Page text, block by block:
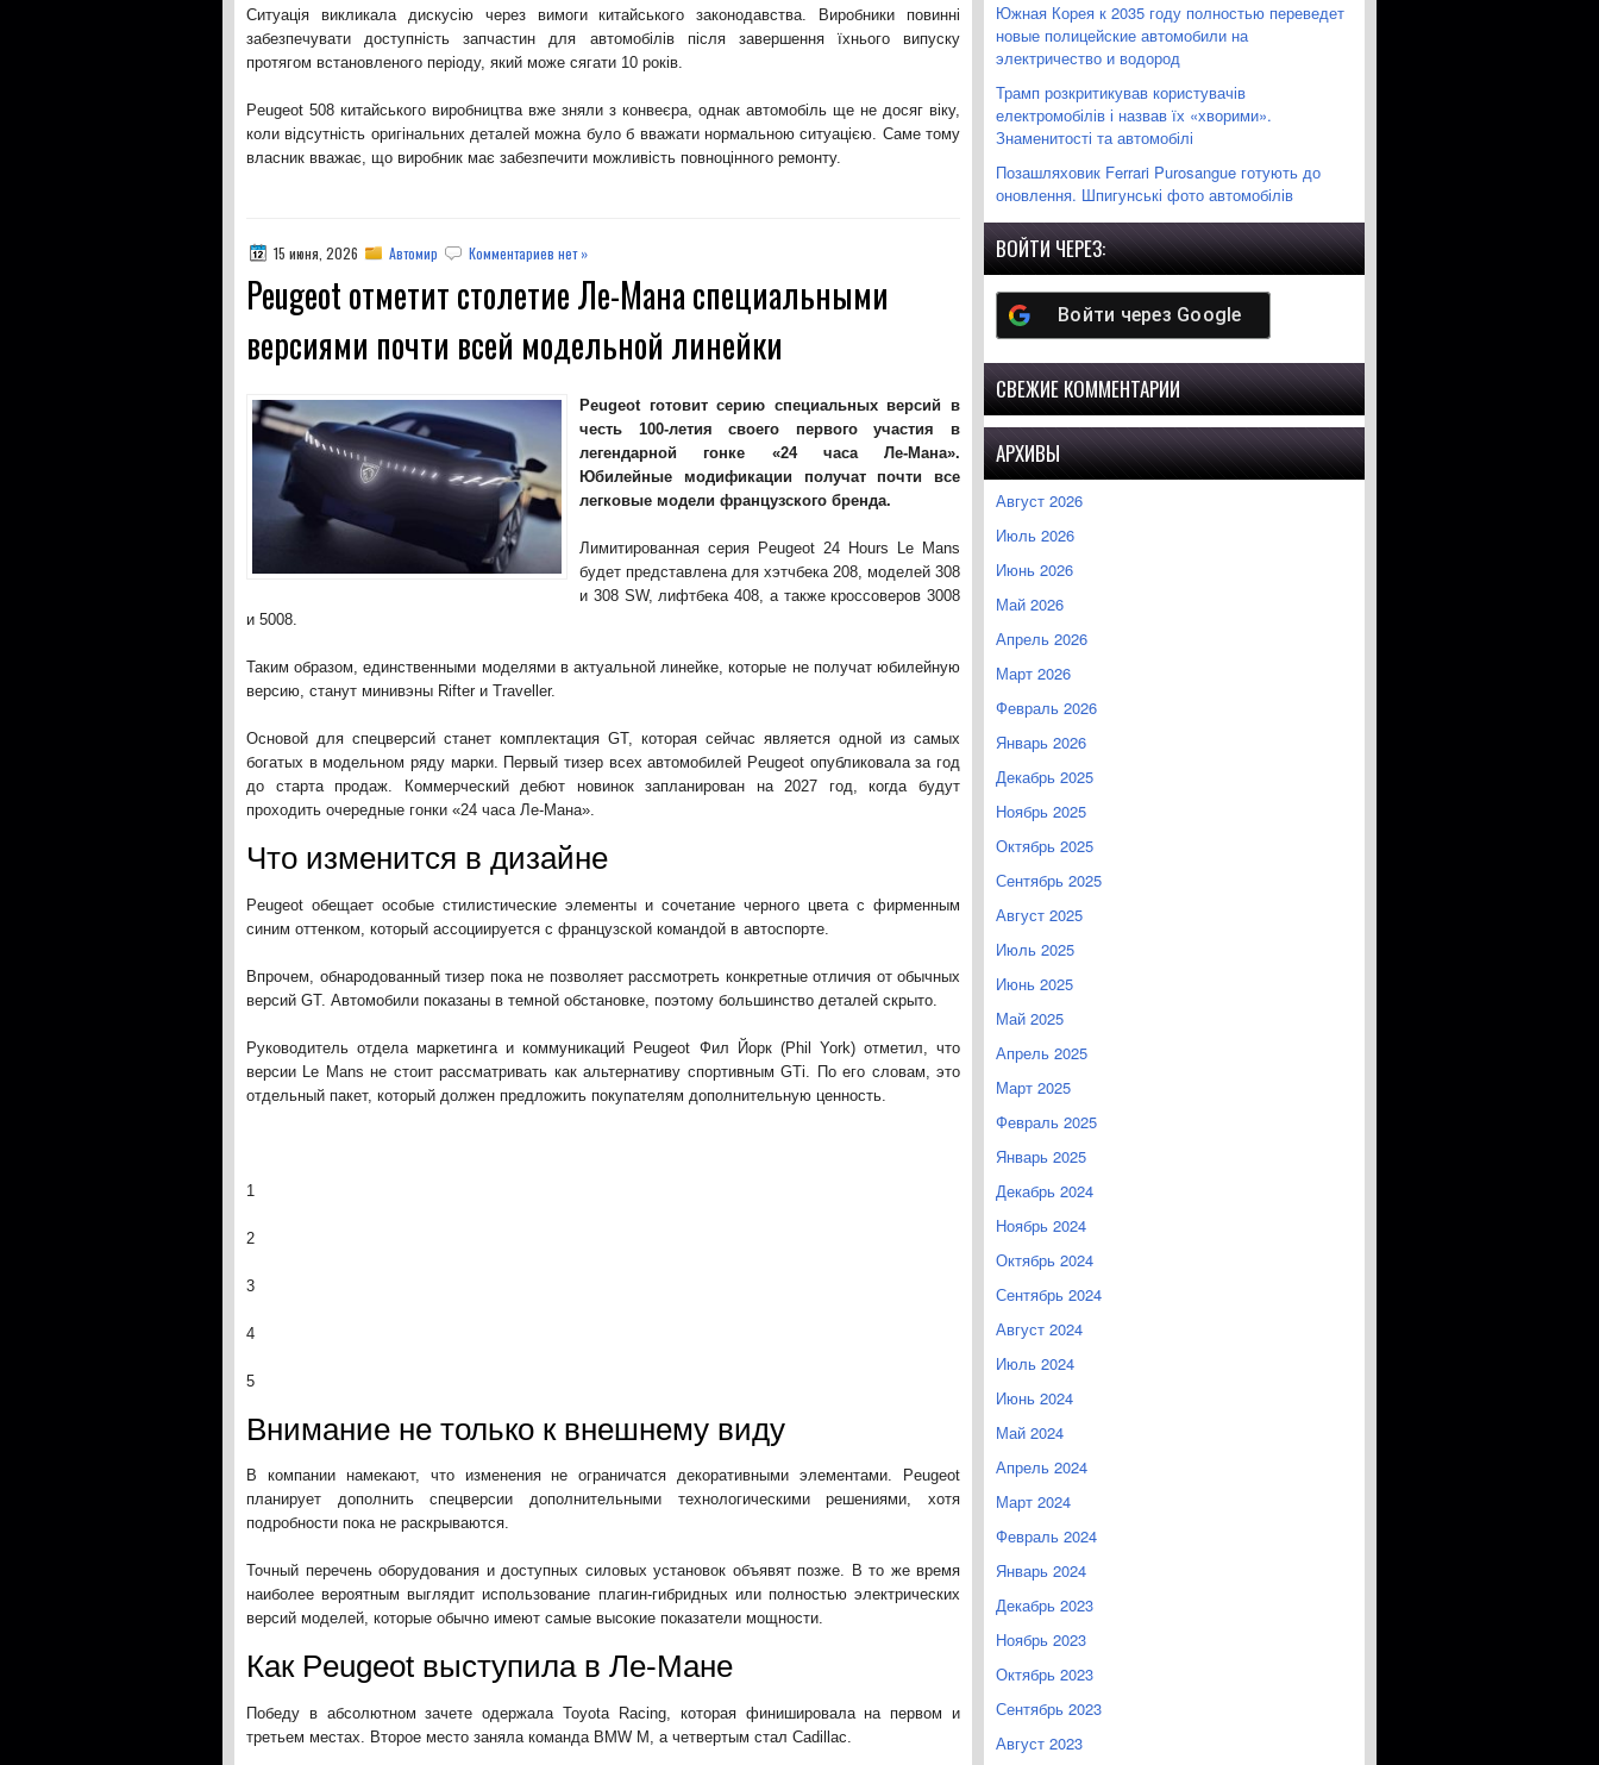
Ситуація викликала дискусію через вимоги китайського законодавства. Виробники повинні
забезпечувати доступність запчастин для автомобілів після завершення їхнього випуску
протягом встановленого періоду, який може сягати 10 років.
Peugeot 508 китайського виробництва вже зняли з конвеєра, однак автомобіль ще не досяг віку,
коли відсутність оригінальних деталей можна було б вважати нормальною ситуацією. Саме тому
власник вважає, що виробник має забезпечити можливість повноцінного ремонту.
15 июня, 2026 Автомир Комментариев нет »
Peugeot отметит столетие Ле-Мана специальными
версиями почти всей модельной линейки
Peugeot готовит серию специальных версий в
честь 100-летия своего первого участия в
легендарной гонке «24 часа Ле-Мана».
Юбилейные модификации получат почти все
легковые модели французского бренда.
Лимитированная серия Peugeot 24 Hours Le Mans
будет представлена для хэтчбека 208, моделей 308
и 308 SW, лифтбека 408, а также кроссоверов 3008
и 5008.
Таким образом, единственными моделями в актуальной линейке, которые не получат юбилейную
версию, станут минивэны Rifter и Traveller.
Основой для спецверсий станет комплектация GT, которая сейчас является одной из самых
богатых в модельном ряду марки. Первый тизер всех автомобилей Peugeot опубликовала за год
до старта продаж. Коммерческий дебют новинок запланирован на 2027 год, когда будут
проходить очередные гонки «24 часа Ле-Мана».
Что изменится в дизайне
Peugeot обещает особые стилистические элементы и сочетание черного цвета с фирменным
синим оттенком, который ассоциируется с французской командой в автоспорте.
Впрочем, обнародованный тизер пока не позволяет рассмотреть конкретные отличия от обычных
версий GT. Автомобили показаны в темной обстановке, поэтому большинство деталей скрыто.
Руководитель отдела маркетинга и коммуникаций Peugeot Фил Йорк (Phil York) отметил, что
версии Le Mans не стоит рассматривать как альтернативу спортивным GTi. По его словам, это
отдельный пакет, который должен предложить покупателям дополнительную ценность.
1
2
3
4
5
Внимание не только к внешнему виду
В компании намекают, что изменения не ограничатся декоративными элементами. Peugeot
планирует дополнить спецверсии дополнительными технологическими решениями, хотя
подробности пока не раскрываются.
Точный перечень оборудования и доступных силовых установок объявят позже. В то же время
наиболее вероятным выглядит использование плагин-гибридных или полностью электрических
версий моделей, которые обычно имеют самые высокие показатели мощности.
Как Peugeot выступила в Ле-Мане
Победу в абсолютном зачете одержала Toyota Racing, которая финишировала на первом и
третьем местах. Второе место заняла команда BMW M, а четвертым стал Cadillac.
Южная Корея к 2035 году полностью переведет
новые полицейские автомобили на
электричество и водород
Трамп розкритикував користувачів
електромобілів і назвав їх «хворими».
Знаменитості та автомобілі
Позашляховик Ferrari Purosangue готують до
оновлення. Шпигунські фото автомобілів
ВОЙТИ ЧЕРЕЗ:
Войти через Google
СВЕЖИЕ КОММЕНТАРИИ
АРХИВЫ
Август 2026
Июль 2026
Июнь 2026
Май 2026
Апрель 2026
Март 2026
Февраль 2026
Январь 2026
Декабрь 2025
Ноябрь 2025
Октябрь 2025
Сентябрь 2025
Август 2025
Июль 2025
Июнь 2025
Май 2025
Апрель 2025
Март 2025
Февраль 2025
Январь 2025
Декабрь 2024
Ноябрь 2024
Октябрь 2024
Сентябрь 2024
Август 2024
Июль 2024
Июнь 2024
Май 2024
Апрель 2024
Март 2024
Февраль 2024
Январь 2024
Декабрь 2023
Ноябрь 2023
Октябрь 2023
Сентябрь 2023
Август 2023